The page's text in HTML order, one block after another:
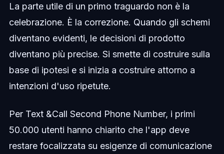
La parte utile di un primo traguardo non è la
celebrazione. È la correzione. Quando gli schemi
diventano evidenti, le decisioni di prodotto
diventano più precise. Si smette di costruire sulla
base di ipotesi e si inizia a costruire attorno a
intenzioni d'uso ripetute.
Per Text &Call Second Phone Number, i primi
50.000 utenti hanno chiarito che l'app deve
restare focalizzata su esigenze di comunicazione